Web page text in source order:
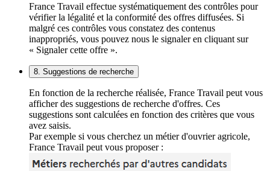
France Travail effectue systématiquement des contrôles pour
vérifier la légalité et la conformité des offres diffusées. Si
malgré ces contrôles vous constatez des contenus
inappropriés, vous pouvez nous le signaler en cliquant sur
« Signaler cette offre ».
8. Suggestions de recherche
En fonction de la recherche réalisée, France Travail peut vous
afficher des suggestions de recherche d'offres. Ces
suggestions sont calculées en fonction des critères que vous
avez saisis.
Par exemple si vous cherchez un métier d'ouvrier agricole,
France Travail peut vous proposer :